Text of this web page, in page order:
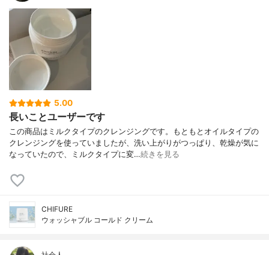
5.00
長いことユーザーです
この商品はミルクタイプのクレンジングです。もともとオイルタイプの
クレンジングを使っていましたが、洗い上がりがつっぱり、乾燥が気に
なっていたので、ミルクタイプに変…続きを見る
CHIFURE
ウォッシャブル コールド クリーム